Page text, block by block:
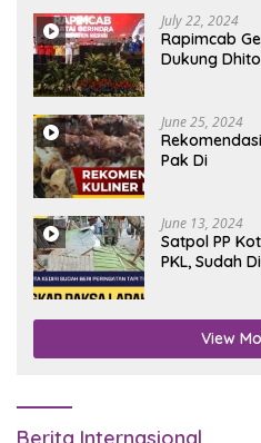
July 22, 2024
Rapimcab
Dukung
June 25, 2024
Pak Di
June 13, 2024
Satpol PP
PKL, Sudah
View